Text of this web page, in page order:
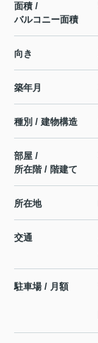
面積 /
バルコニー面積
向き
築年月
種別 / 建物構造
部屋 /
所在階 / 階建て
所在地
交通
駐車場 / 月額